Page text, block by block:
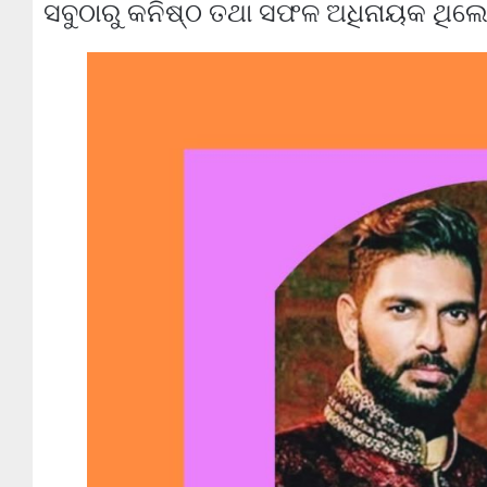
ସବୁଠାରୁ କନିଷ୍ଠ ତଥା ସଫଳ ଅଧିନାୟକ